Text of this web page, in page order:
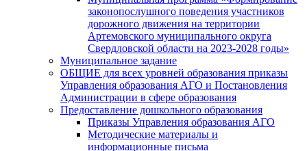
законопослушного поведения участников
дорожного движения на территории
Артемовского муниципального округа
Свердловской области на 2023-2028 годы»
Муниципальное задание
ОБЩИЕ для всех уровней образования приказы
Управления образования АГО и Постановления
Администрации в сфере образования
Предоставление дошкольного образования
Приказы Управления образования АГО
Методические материалы и
информационные письма